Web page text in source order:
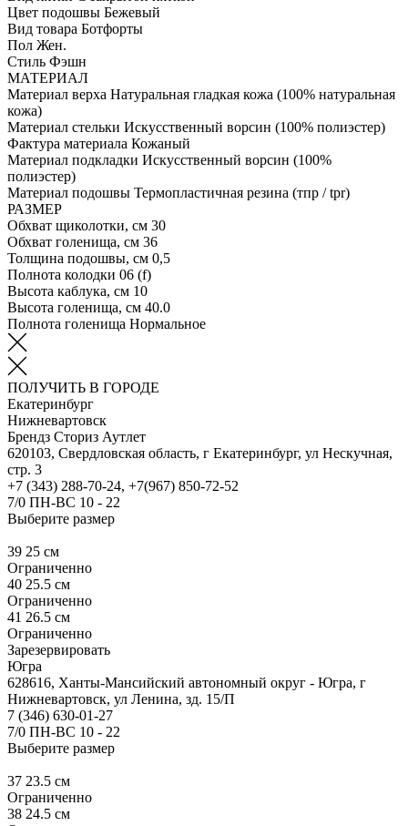
Цвет подошвы Бежевый
Вид товара Ботфорты
Пол Жен.
Стиль Фэшн
МАТЕРИАЛ
Материал верха Натуральная гладкая кожа (100% натуральная
кожа)
Материал стельки Искусственный ворсин (100% полиэстер)
Фактура материала Кожаный
Материал подкладки Искусственный ворсин (100%
полиэстер)
Материал подошвы Термопластичная резина (тпр / tpr)
РАЗМЕР
Обхват щиколотки, см 30
Обхват голенища, см 36
Толщина подошвы, см 0,5
Полнота колодки 06 (f)
Высота каблука, см 10
Высота голенища, см 40.0
Полнота голенища Нормальное
ПОЛУЧИТЬ В ГОРОДЕ
Екатеринбург
Нижневартовск
Брендз Сториз Аутлет
620103, Свердловская область, г Екатеринбург, ул Нескучная,
стр. 3
+7 (343) 288-70-24, +7(967) 850-72-52
7/0 ПН-ВС 10 - 22
Выберите размер
39 25 см
Ограниченно
40 25.5 см
Ограниченно
41 26.5 см
Ограниченно
Зарезервировать
Югра
628616, Ханты-Мансийский автономный округ - Югра, г
Нижневартовск, ул Ленина, зд. 15/П
7 (346) 630-01-27
7/0 ПН-ВС 10 - 22
Выберите размер
37 23.5 см
Ограниченно
38 24.5 см